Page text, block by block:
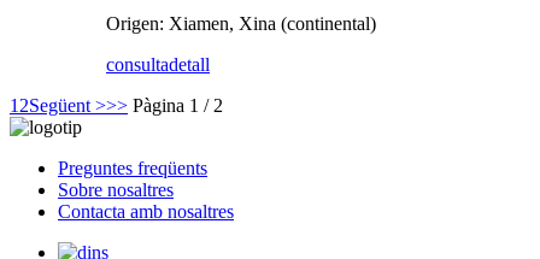
Origen: Xiamen, Xina (continental)
consultadetall
1 2Següent >>> Pàgina 1 / 2
Preguntes freqüents
Sobre nosaltres
Contacta amb nosaltres